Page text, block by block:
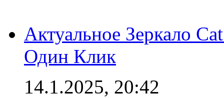
Актуальное Зеркало
Один Клик
14.1.2025, 20:42